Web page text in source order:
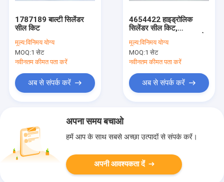
1787189 बाल्टी सिलेंडर
सील किट
मूल्य:विनिमय योग्य
MOQ:1 सेट
नवीनतम कीमत पता करें
अब से संपर्क करें
4654422 हाइड्रोलिक
सिलेंडर सील किट,
ZAX200-3 SK07-N2 के
लिए तेल की अंगूठी सील
मूल्य:विनिमय योग्य
MOQ:1 सेट
नवीनतम कीमत पता करें
अब से संपर्क करें
अपना समय बचाओ
हमें आप के साथ सबसे अच्छा उत्पादों से संपर्क करें।
अपनी आवश्यकता दें